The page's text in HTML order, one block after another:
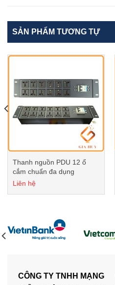
SẢN PHẨM TƯƠNG TỰ
Thanh nguồn PDU 12 ổ
cắm chuẩn đa dụng
Liên hệ
CÔNG TY TNHH MẠNG